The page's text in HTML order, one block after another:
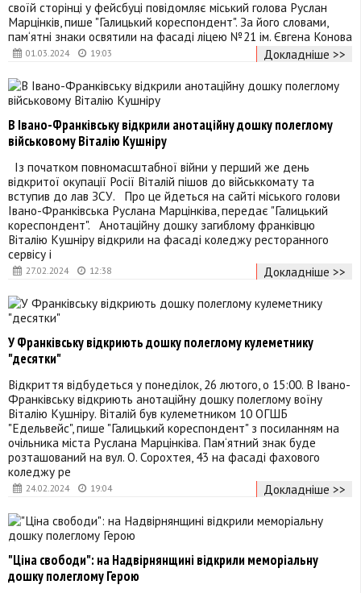
01.03.2024 19:03
своїй сторінці у фейсбуці повідомляє міський голова Руслан
Марцінків, пише "Галицький кореспондент". За його словами,
пам‘ятні знаки освятили на фасаді ліцею №21 ім. Євгена Конова
Докладніше >>
27.02.2024 12:38
В Івано-Франківську відкрили анотаційну дошку полеглому
військовому Віталію Кушніру
Із початком повномасштабної війни у перший же день
відкритої окупації Росії Віталій пішов до військкомату та
вступив до лав ЗСУ. Про це йдеться на сайті міського голови
Івано-Франківська Руслана Марцінківа, передає "Галицький
кореспондент". Анотаційну дошку загиблому франківцю
Віталію Кушніру відкрили на фасаді коледжу ресторанного
сервісу і
Докладніше >>
24.02.2024 19:04
У Франківську відкриють дошку полеглому кулеметнику
"десятки"
Відкриття відбудеться у понеділок, 26 лютого, о 15:00. В Івано-
Франківську відкриють анотаційну дошку полеглому воїну
Віталію Кушніру. Віталій був кулеметником 10 ОГШБ
"Едельвейс", пише "Галицький кореспондент" з посиланням на
очільника міста Руслана Марцінківа. Пам‘ятний знак буде
розташований на вул. О. Сорохтея, 43 на фасаді фахового
коледжу ре
Докладніше >>
"Ціна свободи": на Надвірнянщині відкрили меморіальну
дошку полеглому Герою